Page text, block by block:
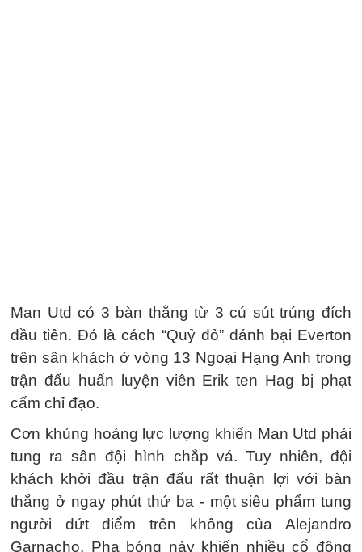
Man Utd có 3 bàn thắng từ 3 cú sút trúng đích
đầu tiên. Đó là cách “Quỷ đỏ” đánh bại Everton
trên sân khách ở vòng 13 Ngoại Hạng Anh trong
trận đấu huấn luyện viên Erik ten Hag bị phạt
cấm chỉ đạo.
Cơn khủng hoảng lực lượng khiến Man Utd phải
tung ra sân đội hình chắp vá. Tuy nhiên, đội
khách khởi đầu trận đấu rất thuận lợi với bàn
thắng ở ngay phút thứ ba - một siêu phẩm tung
người dứt điểm trên không của Alejandro
Garnacho. Pha bóng này khiến nhiều cổ động